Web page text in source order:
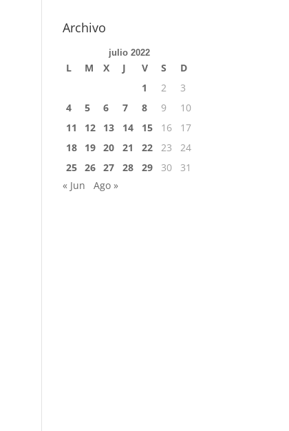
Archivo
julio 2022
L M X J V S
D
1
2
3
4
5 6 7 8 9
10
11
12 13 14 15 16
17
18
19 20 21 22 23
24
25 26 27 28 29 30
31
« Jun
Ago »